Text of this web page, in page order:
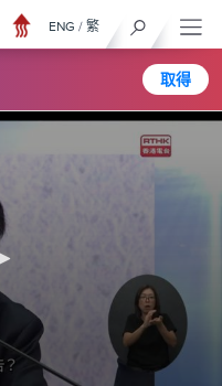
取得
ENG / 繁